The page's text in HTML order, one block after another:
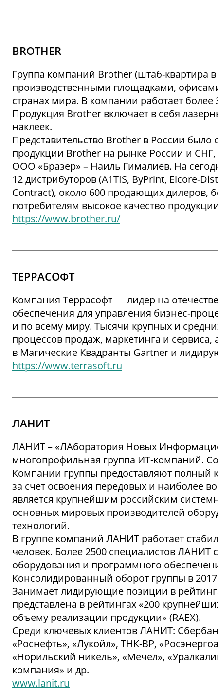
BROTHER
Группа компаний Brother (штаб-квартира
производственными площадками,
странах мира. В компании работает
Продукция Brother включает в себя
наклеек.
Представительство Brother в России
продукции Brother на рынке России и
ООО «Бразер» – Наиль Гималиев. На
12 дистрибуторов (A1TIS, ByPrint, Elcore-
Contract), около 600 продающих дилеров,
потребителям высокое качество
https://www.brother.ru/
ТЕРРАСОФТ
Компания Террасофт — лидер на
обеспечения для управления бизнес-
и по всему миру. Тысячи крупных и
процессов продаж, маркетинга и
в Магические Квадранты Gartner и
https://www.terrasoft.ru
ЛАНИТ
ЛАНИТ – «ЛАборатория Новых
многопрофильная группа ИТ-компаний.
Компании группы предоставляют полный
за счет освоения передовых и наиболее
является крупнейшим российским
основных мировых производителей
технологий.
В группе компаний ЛАНИТ работает
человек. Более 2500 специалистов
оборудования и программного
Консолидированный оборот группы в
Занимает лидирующие позиции в
представлена в рейтингах «200
объему реализации продукции» (RAEX).
Среди ключевых клиентов ЛАНИТ:
«Роснефть», «Лукойл», ТНК-BP,
«Норильский никель», «Мечел»,
компания» и др.
www.lanit.ru